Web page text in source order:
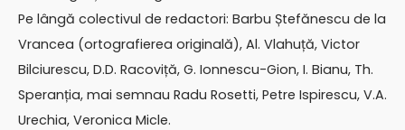
Pe lângă colectivul de redactori: Barbu Ștefănescu de la
Vrancea (ortografierea originală), Al. Vlahuță, Victor
Bilciurescu, D.D. Racoviță, G. Ionnescu-Gion, I. Bianu, Th.
Speranția, mai semnau Radu Rosetti, Petre Ispirescu, V.A.
Urechia, Veronica Micle.